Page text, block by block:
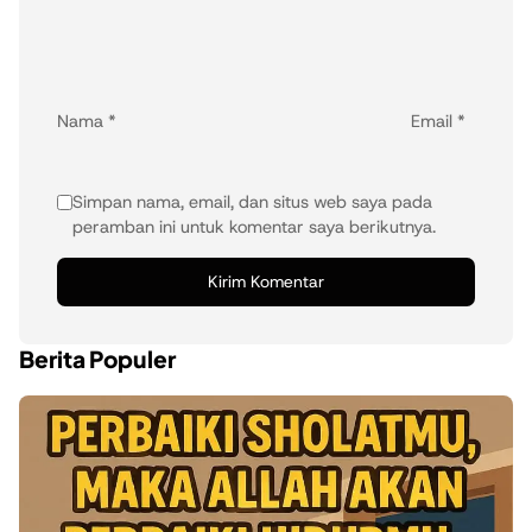
Nama * Email *
Simpan nama, email, dan situs web saya pada
peramban ini untuk komentar saya berikutnya.
Berita Populer